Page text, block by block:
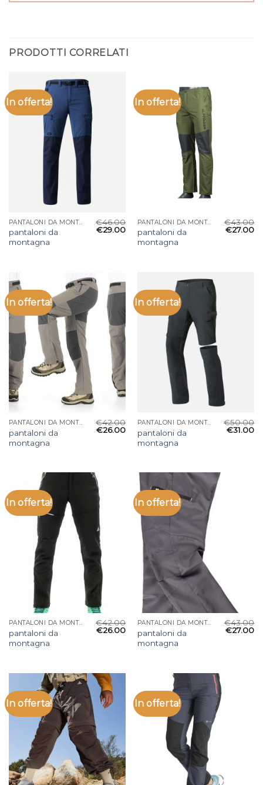
PRODOTTI CORRELATI
In offerta!
PANTALONI DA MONTAGNA
pantaloni da
montagna
€46.00
€29.00
In offerta!
PANTALONI DA MONTAGNA
pantaloni da
montagna
€43.00
€27.00
In offerta!
PANTALONI DA MONTAGNA
pantaloni da
montagna
€42.00
€26.00
In offerta!
PANTALONI DA MONTAGNA
pantaloni da
montagna
€50.00
€31.00
In offerta!
PANTALONI DA MONTAGNA
pantaloni da
montagna
€42.00
€26.00
In offerta!
PANTALONI DA MONTAGNA
pantaloni da
montagna
€43.00
€27.00
In offerta! In offerta!